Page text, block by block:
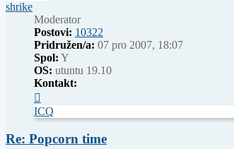
shrike
Moderator
Postovi: 10322
Pridružen/a: 07 pro 2007, 18:07
Spol: Y
OS: utuntu 19.10
Kontakt:
korisnika/cu
shrike
ICQ
Re: Popcorn time